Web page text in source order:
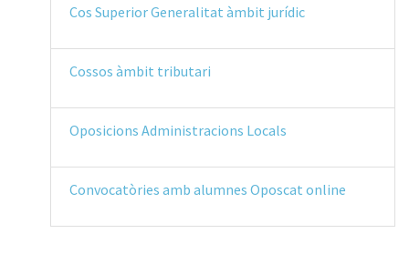
Cos Superior Generalitat àmbit jurídic
Cossos àmbit tributari
Oposicions Administracions Locals
Convocatòries amb alumnes Oposcat online